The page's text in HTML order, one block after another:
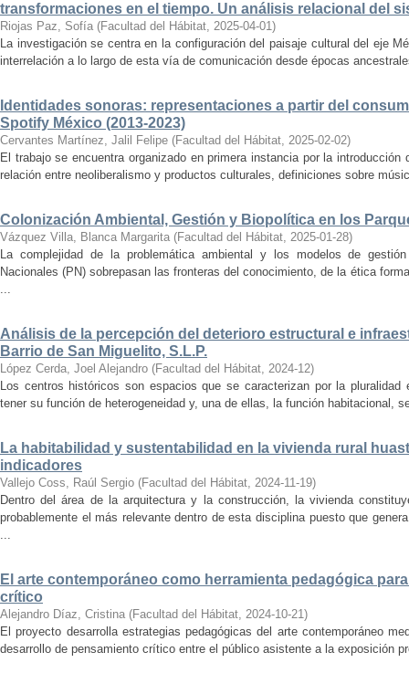
transformaciones en el tiempo. Un análisis relacional del
Riojas Paz, Sofía (Facultad del Hábitat, 2025-04-01)
La investigación se centra en la configuración del paisaje cultural del eje
interrelación a lo largo de esta vía de comunicación desde épocas
Identidades sonoras: representaciones a partir del
Spotify México (2013-2023)
Cervantes Martínez, Jalil Felipe (Facultad del Hábitat, 2025-02-02)
El trabajo se encuentra organizado en primera instancia por la
relación entre neoliberalismo y productos culturales, definiciones sobre
Colonización Ambiental, Gestión y Biopolítica en los
Vázquez Villa, Blanca Margarita (Facultad del Hábitat, 2025-01-28)
La complejidad de la problemática ambiental y los modelos de
Nacionales (PN) sobrepasan las fronteras del conocimiento, de la ética
...
Análisis de la percepción del deterioro estructural e
Barrio de San Miguelito, S.L.P.
López Cerda, Joel Alejandro (Facultad del Hábitat, 2024-12)
Los centros históricos son espacios que se caracterizan por la
tener su función de heterogeneidad y, una de ellas, la función habitacional,
La habitabilidad y sustentabilidad en la vivienda rural
indicadores
Vallejo Coss, Raúl Sergio (Facultad del Hábitat, 2024-11-19)
Dentro del área de la arquitectura y la construcción, la vivienda
probablemente el más relevante dentro de esta disciplina puesto que
...
El arte contemporáneo como herramienta pedagógica
crítico
Alejandro Díaz, Cristina (Facultad del Hábitat, 2024-10-21)
El proyecto desarrolla estrategias pedagógicas del arte contemporáneo
desarrollo de pensamiento crítico entre el público asistente a la exposición